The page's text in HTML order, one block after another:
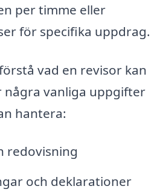
per timme eller
för specifika uppdrag.
vad en revisor kan
några vanliga uppgifter
hantera:
redovisning
och deklarationer